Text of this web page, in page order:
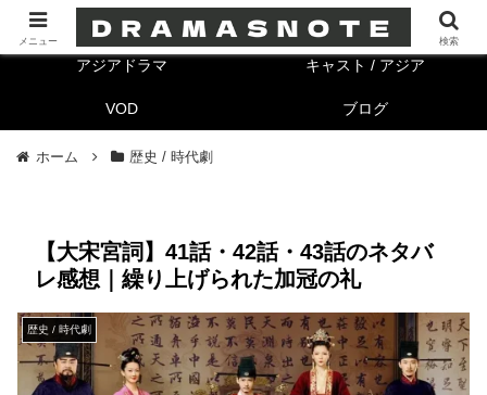
海外ドラマ キャスト/海外
アジアドラマ キャスト / アジア
VOD ブログ
ホーム 歴史 / 時代劇
【大宋宮詞】41話・42話・43話のネタバ
レ感想｜繰り上げられた加冠の礼
歴史 / 時代劇
メニュー 検索